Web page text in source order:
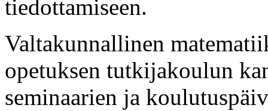
tiedottamiseen.
Valtakunnallinen
opetuksen tutkijakoulun
seminaarien ja